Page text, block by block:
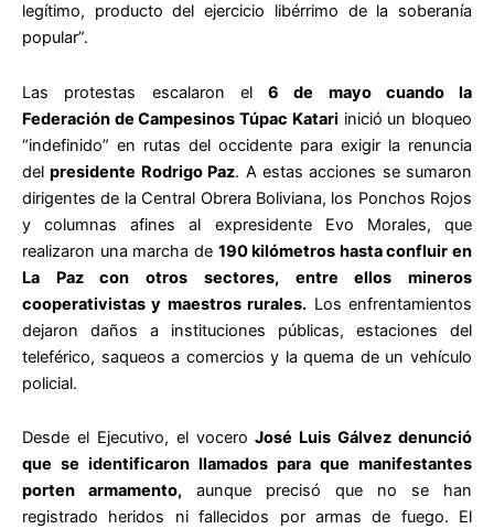
legítimo, producto del ejercicio libérrimo de la soberanía
popular”.
Las protestas escalaron el 6 de mayo cuando la
Federación de Campesinos Túpac Katari inició un bloqueo
“indefinido” en rutas del occidente para exigir la renuncia
delpresidente Rodrigo Paz. A estas acciones se sumaron
dirigentes de la Central Obrera Boliviana, los Ponchos Rojos
y columnas afines al expresidente Evo Morales, que
realizaron una marcha de 190 kilómetros hasta confluir en
La Paz con otros sectores, entre ellos mineros
cooperativistas y maestros rurales. Los enfrentamientos
dejaron daños a instituciones públicas, estaciones del
teleférico, saqueos a comercios y la quema de un vehículo
policial.
Desde el Ejecutivo, el voceroJosé Luis Gálvez denunció
que se identificaron llamados para que manifestantes
porten armamento, aunque precisó que no se han
registrado heridos ni fallecidos por armas de fuego. El